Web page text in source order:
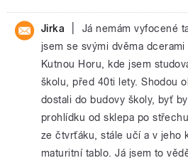
Jirka
Já nemám vyfocené
jsem se svými dvěma
Kutnou Horu, kde jsem
školu, před 40ti lety. Shodou
dostali do budovy školy, byť
prohlídku od sklepa po
ze čtvrťáku, stále učí a v jeho
maturitní tablo. Já jsem to